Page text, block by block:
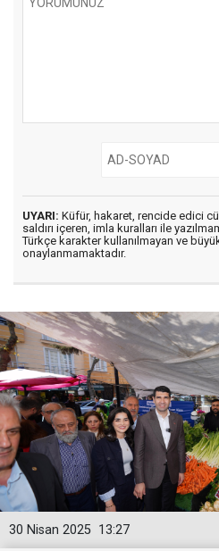
UYARI: Küfür, hakaret, rencide edici
saldırı içeren, imla kuralları ile
Türkçe karakter kullanılmayan ve
onaylanmamaktadır.
13:27
30 Nisan 2025